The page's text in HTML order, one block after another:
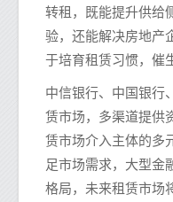
转租，既能提升供给
验，还能解决房地产
于培育租赁习惯，催
中信银行、中国银行
赁市场，多渠道提供
赁市场介入主体的多
足市场需求，大型金
格局，未来租赁市场